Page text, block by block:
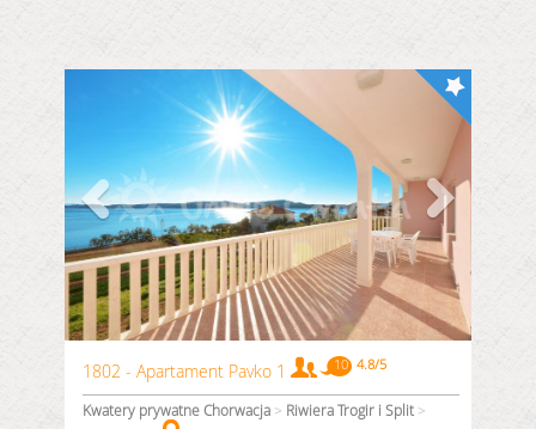
1802 - Apartament Pavko 1
Kwatery prywatne Chorwacja > Riwiera Trogir i Split >